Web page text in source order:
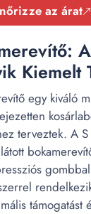
az árat
Kiemelt
egy kiváló
terveztek. A
támogatást